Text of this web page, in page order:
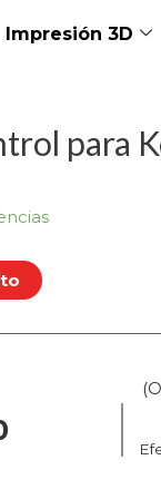
Impresión 3D
para